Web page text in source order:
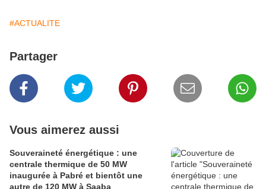
#ACTUALITE
Partager
Vous aimerez aussi
Souveraineté énergétique : une
centrale thermique de 50 MW
inaugurée à Pabré et bientôt une
autre de 120 MW à Saaba